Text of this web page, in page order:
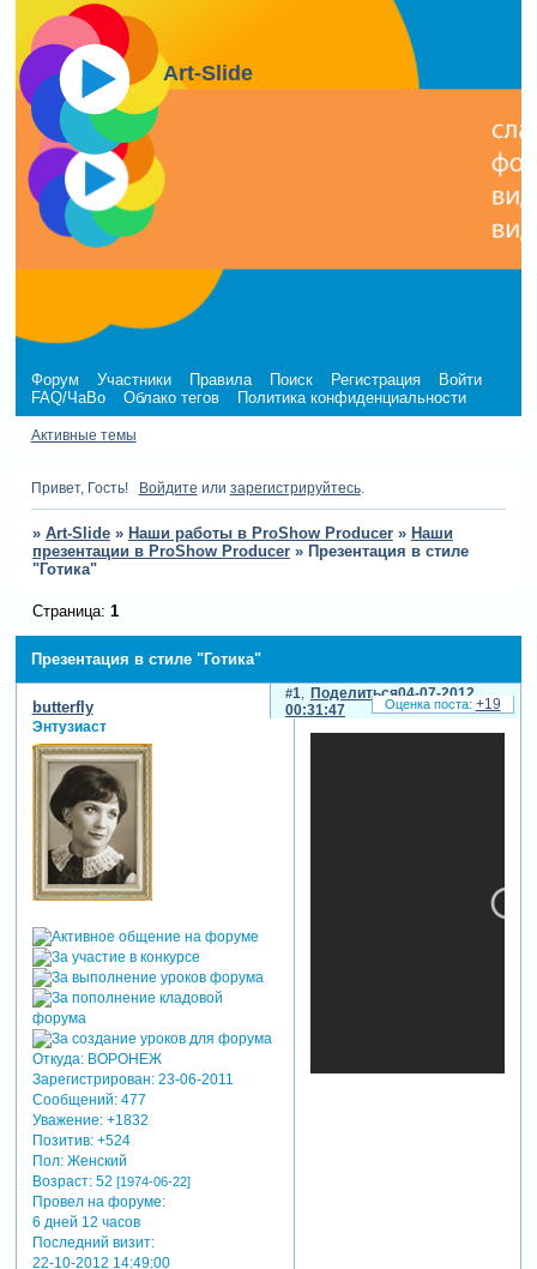
Art-Slide
Форум Участники Правила Поиск Регистрация
Войти
FAQ/ЧаВо
Облако тегов Политика конфиденциальности
Активные темы
Привет, Гость! Войдите или зарегистрируйтесь.
» Art-Slide » Наши работы в ProShow Producer » Наши
презентации в ProShow Producer » Презентация в стиле
"Готика"
Презентация в стиле "Готика"
Страница: 1
Поделиться
1
04-07-2012
00:31:47
butterfly
Энтузиаст
Откуда:ВОРОНЕЖ
Зарегистрирован: 23-06-2011
Сообщений:477
Уважение: +1832
Позитив: +524
Пол:Женский
Возраст:52 [1974-06-22]
Провел на форуме:
6 дней 12 часов
Последний визит:
22-10-2012 14:49:00
+19